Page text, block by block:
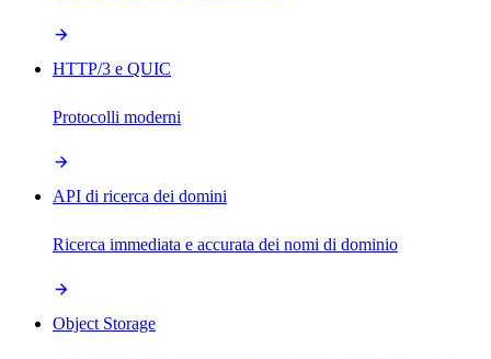
HTTP/3 e QUIC
Protocolli moderni
API di ricerca dei domini
Ricerca immediata e accurata dei nomi di dominio
Object Storage